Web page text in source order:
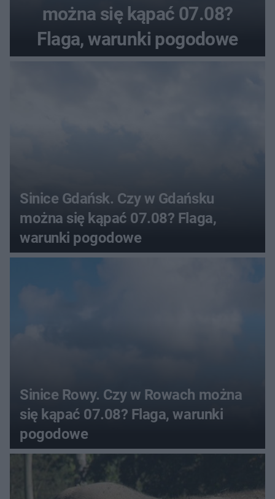
można się kąpać 07.08?
Flaga, warunki pogodowe
Sinice Gdańsk. Czy w Gdańsku
można się kąpać 07.08? Flaga,
warunki pogodowe
Sinice Rowy. Czy w Rowach można
się kąpać 07.08? Flaga, warunki
pogodowe